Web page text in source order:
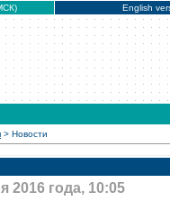
English
> Новости
2016 года, 10:05